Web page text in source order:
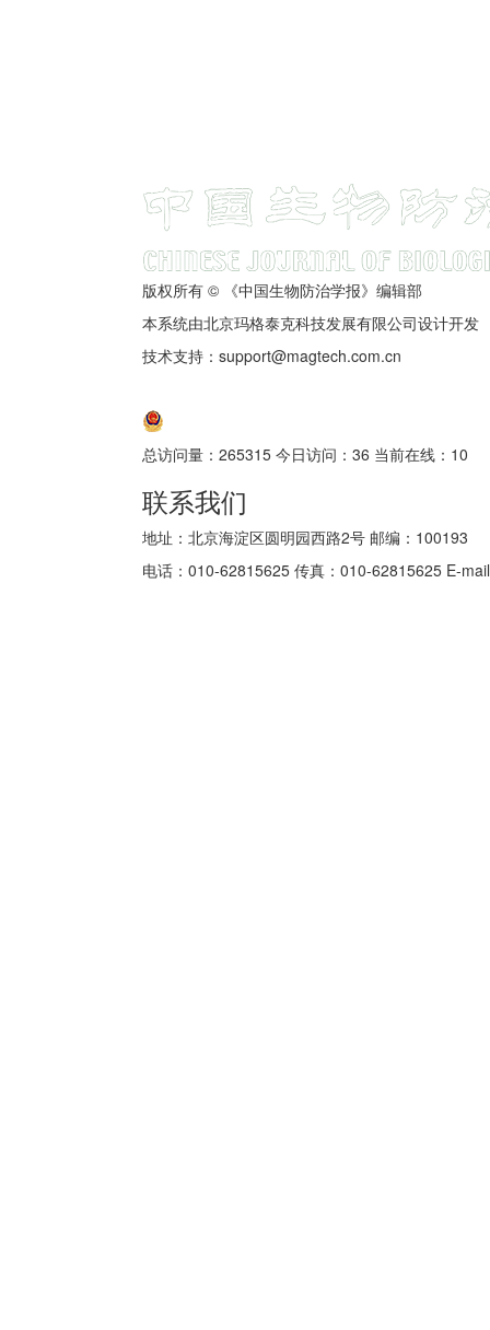
版权所有 © 《中国生物防治学报》编辑部
本系统由北京玛格泰克科技发展有限公司设计开发
技术支持：support@magtech.com.cn
总访问量： 265315 今日访问： 36 当前在线： 10
联系我们
地址：北京海淀区圆明园西路2号 邮编：100193
电话：010-62815625 传真：010-62815625 E-